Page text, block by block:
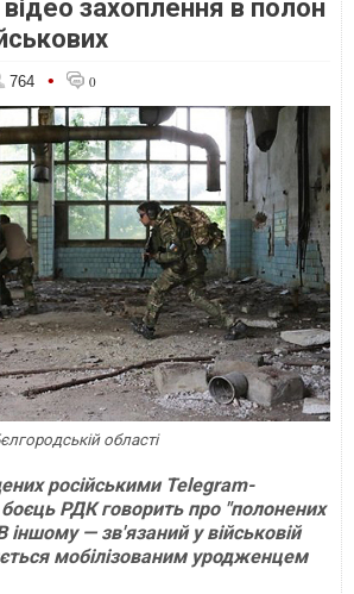
відео захоплення в полон
764 • 0
області
російськими Telegram-
РДК говорить про "полонених
іншому — зв'язаний у військовій
мобілізованим уродженцем